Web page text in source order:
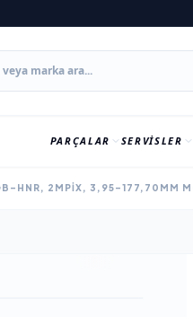
PARÇALAR SERVISLER